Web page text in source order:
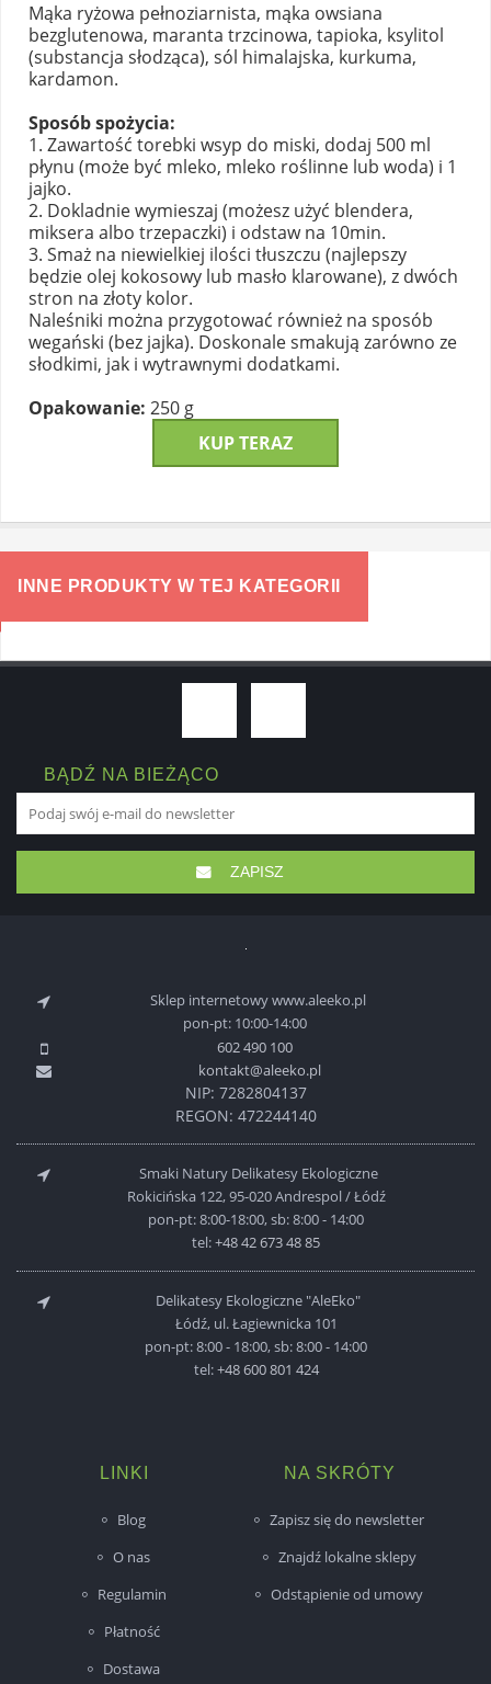
Mąka ryżowa pełnoziarnista, mąka owsiana
bezglutenowa, maranta trzcinowa, tapioka, ksylitol
(substancja słodząca), sól himalajska, kurkuma,
kardamon.
Sposób spożycia:
1. Zawartość torebki wsyp do miski, dodaj 500 ml
płynu (może być mleko, mleko roślinne lub woda) i 1
jajko.
2. Dokladnie wymieszaj (możesz użyć blendera,
miksera albo trzepaczki) i odstaw na 10min.
3. Smaż na niewielkiej ilości tłuszczu (najlepszy
będzie olej kokosowy lub masło klarowane), z dwóch
stron na złoty kolor.
Naleśniki można przygotować również na sposób
wegański (bez jajka). Doskonale smakują zarówno ze
słodkimi, jak i wytrawnymi dodatkami.
Opakowanie: 250 g
KUP TERAZ
INNE PRODUKTY W TEJ KATEGORII
BĄDŹ NA BIEŻĄCO
ZAPISZ
Sklep internetowy www.aleeko.pl
pon-pt: 10:00-14:00
602 490 100
kontakt@aleeko.pl
NIP: 7282804137
REGON: 472244140
Smaki Natury Delikatesy Ekologiczne
Rokicińska 122, 95-020 Andrespol / Łódź
pon-pt: 8:00-18:00, sb: 8:00 - 14:00
tel:+48 42 673 48 85
Delikatesy Ekologiczne "AleEko"
Łódź, ul. Łagiewnicka 101
pon-pt: 8:00 - 18:00, sb: 8:00 - 14:00
tel:+48 600 801 424
LINKI
Blog
O nas
Regulamin
Płatność
Dostawa
NA SKRÓTY
Zapisz się do newsletter
Znajdź lokalne sklepy
Odstąpienie od umowy